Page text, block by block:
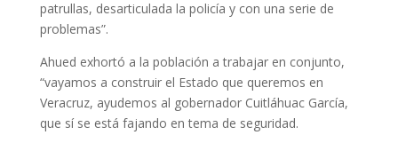
patrullas, desarticulada la policía y con una serie de
problemas”.
Ahued exhortó a la población a trabajar en conjunto,
“vayamos a construir el Estado que queremos en
Veracruz, ayudemos al gobernador Cuitláhuac García,
que sí se está fajando en tema de seguridad.